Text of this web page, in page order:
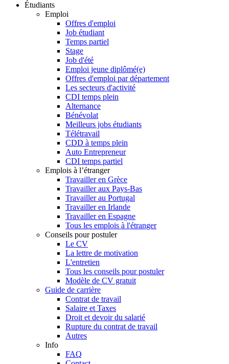
Étudiants
Emploi
Offres d'emploi
Job étudiant
Temps partiel
Stage
Job d'été
Emploi jeune diplômé(e)
Offres d'emploi par département
Les secteurs d'activité
CDI temps plein
Alternance
Bénévolat
Meilleurs jobs étudiants
Télétravail
CDD à temps plein
Auto Entrepreneur
CDI temps partiel
Emplois à l’étranger
Travailler en Grèce
Travailler aux Pays-Bas
Travailler au Portugal
Travailler en Irlande
Travailler en Espagne
Tous les emplois à l'étranger
Conseils pour postuler
Le CV
La lettre de motivation
L'entretien
Tous les conseils pour postuler
Modèle de CV gratuit
Guide de carrière
Contrat de travail
Salaire et Taxes
Droit et devoir du salarié
Rupture du contrat de travail
Autres
Info
FAQ